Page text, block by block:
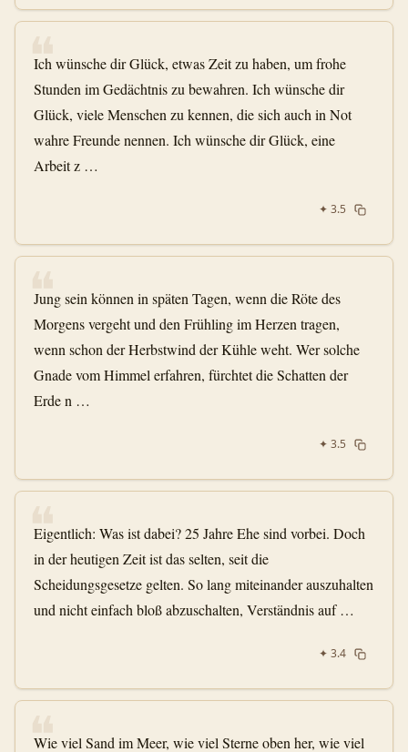
❝
Ich wünsche dir Glück, etwas Zeit zu haben, um frohe
Stunden im Gedächtnis zu bewahren. Ich wünsche dir
Glück, viele Menschen zu kennen, die sich auch in Not
wahre Freunde nennen. Ich wünsche dir Glück, eine
Arbeit z …
✦ 3.5
❝
Jung sein können in späten Tagen, wenn die Röte des
Morgens vergeht und den Frühling im Herzen tragen,
wenn schon der Herbstwind der Kühle weht. Wer solche
Gnade vom Himmel erfahren, fürchtet die Schatten der
Erde n …
✦ 3.5
❝
Eigentlich: Was ist dabei? 25 Jahre Ehe sind vorbei. Doch
in der heutigen Zeit ist das selten, seit die
Scheidungsgesetze gelten. So lang miteinander auszuhalten
und nicht einfach bloß abzuschalten, Verständnis auf …
✦ 3.4
❝
Wie viel Sand im Meer, wie viel Sterne oben her, wie viel